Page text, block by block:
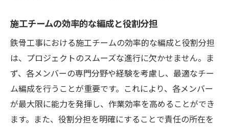
施工チームの効率的な編成と役割分担
鉄骨工事における施工チームの効率的な編成と役割分担
は、プロジェクトのスムーズな進行に欠かせません。ま
ず、各メンバーの専門分野や経験を考慮し、最適なチー
ム編成を行うことが重要です。これにより、各メンバー
が最大限に能力を発揮し、作業効率を高めることができ
ます。また、役割分担を明確にすることで責任の所在を